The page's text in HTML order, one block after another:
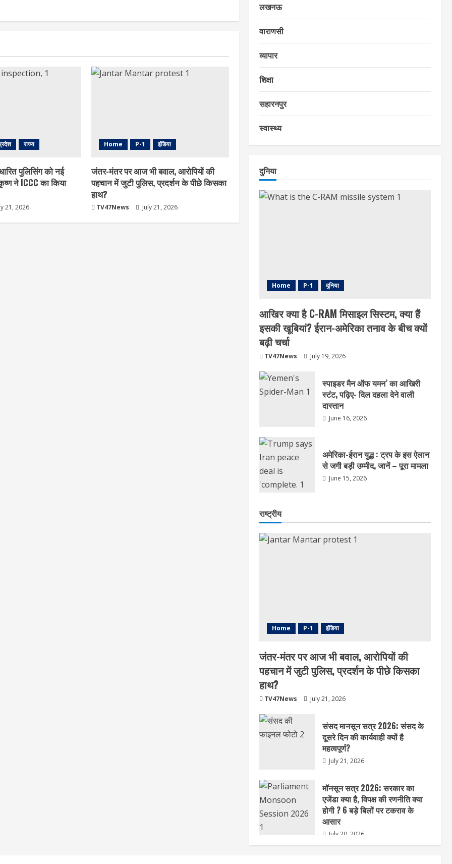
राज्य
पुलिसिंग को नई
ने ICCC का किया
21, 2026
Home P-1 इंडिया
जंतर-मंतर पर आज भी बवाल, आरोपियों की
पहचान में जुटी पुलिस, प्रदर्शन के पीछे किसका
हाथ?
TV47News July 21, 2026
लखनऊ
वाराणसी
व्यापार
शिक्षा
सहारनपुर
स्वास्थ्य
दुनिया
Home P-1 दुनिया
आखिर क्या है C-RAM मिसाइल सिस्टम, क्या हैं
इसकी खूबियां? ईरान-अमेरिका तनाव के बीच क्यों
बढ़ी चर्चा
TV47News July 19, 2026
स्पाइडर मैन ऑफ यमन’ का आखिरी
स्टंट, पढ़िए- दिल दहला देने वाली
दास्तान
June 16, 2026
अमेरिका-ईरान युद्ध : ट्रप के इस ऐलान
से जगी बड़ी उम्मीद, जानें – पूरा मामला
June 15, 2026
राष्ट्रीय
Home P-1 इंडिया
जंतर-मंतर पर आज भी बवाल, आरोपियों की
पहचान में जुटी पुलिस, प्रदर्शन के पीछे किसका
हाथ?
TV47News July 21, 2026
संसद मानसून सत्र 2026: संसद के
दूसरे दिन की कार्यवाही क्यों है
महत्वपूर्ण?
July 21, 2026
मॉनसून सत्र 2026: सरकार का
एजेंडा क्या है, विपक्ष की रणनीति क्या
होगी ? 6 बड़े बिलों पर टकराव के
आसार
July 20, 2026